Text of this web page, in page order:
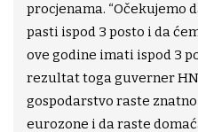
procjenama. “Očekujemo
pasti ispod 3 posto i da
ove godine imati ispod 3
rezultat toga guverner
gospodarstvo raste
eurozone i da raste